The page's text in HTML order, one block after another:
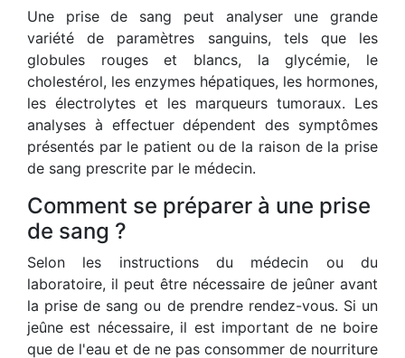
Une prise de sang peut analyser une grande
variété de paramètres sanguins, tels que les
globules rouges et blancs, la glycémie, le
cholestérol, les enzymes hépatiques, les hormones,
les électrolytes et les marqueurs tumoraux. Les
analyses à effectuer dépendent des symptômes
présentés par le patient ou de la raison de la prise
de sang prescrite par le médecin.
Comment se préparer à une prise
de sang ?
Selon les instructions du médecin ou du
laboratoire, il peut être nécessaire de jeûner avant
la prise de sang ou de prendre rendez-vous. Si un
jeûne est nécessaire, il est important de ne boire
que de l'eau et de ne pas consommer de nourriture